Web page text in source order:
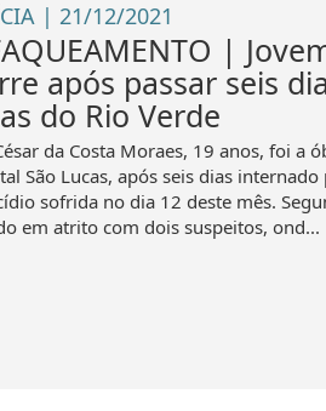
| 21/12/2021
|
após passar seis
do Rio Verde
da Costa Moraes, 19 anos, foi a
São Lucas, após seis dias
sofrida no dia 12 deste mês.
em atrito com dois suspeitos, ond...